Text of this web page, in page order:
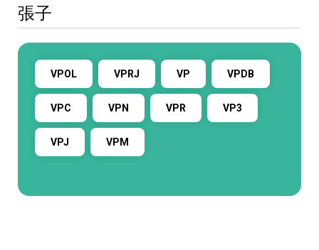
張子
VPOL VPRJ VP VPDB
VPC VPN VPR VP3
VPJ VPM